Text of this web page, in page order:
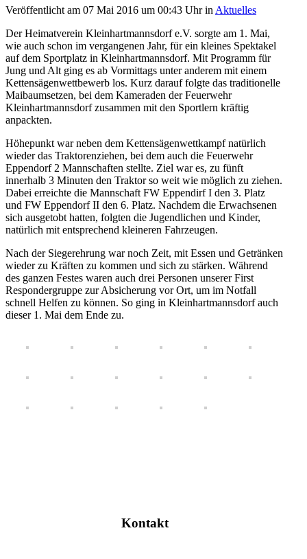
Veröffentlicht am 07 Mai 2016 um 00:43 Uhrin Aktuelles
Der Heimatverein Kleinhartmannsdorf e.V. sorgte am 1. Mai,
wie auch schon im vergangenen Jahr, für ein kleines Spektakel
auf dem Sportplatz in Kleinhartmannsdorf. Mit Programm für
Jung und Alt ging es ab Vormittags unter anderem mit einem
Kettensägenwettbewerb los. Kurz darauf folgte das traditionelle
Maibaumsetzen, bei dem Kameraden der Feuerwehr
Kleinhartmannsdorf zusammen mit den Sportlern kräftig
anpackten.
Höhepunkt war neben dem Kettensägenwettkampf natürlich
wieder das Traktorenziehen, bei dem auch die Feuerwehr
Eppendorf 2 Mannschaften stellte. Ziel war es, zu fünft
innerhalb 3 Minuten den Traktor so weit wie möglich zu ziehen.
Dabei erreichte die Mannschaft FW Eppendirf I den 3. Platz
und FW Eppendorf II den 6. Platz. Nachdem die Erwachsenen
sich ausgetobt hatten, folgten die Jugendlichen und Kinder,
natürlich mit entsprechend kleineren Fahrzeugen.
Nach der Siegerehrung war noch Zeit, mit Essen und Getränken
wieder zu Kräften zu kommen und sich zu stärken. Während
des ganzen Festes waren auch drei Personen unserer First
Respondergruppe zur Absicherung vor Ort, um im Notfall
schnell Helfen zu können. So ging in Kleinhartmannsdorf auch
dieser 1. Mai dem Ende zu.
Kontakt